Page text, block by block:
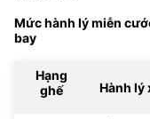
Mức hành lý miễn
bay
Hạng
ghế
Hành lý